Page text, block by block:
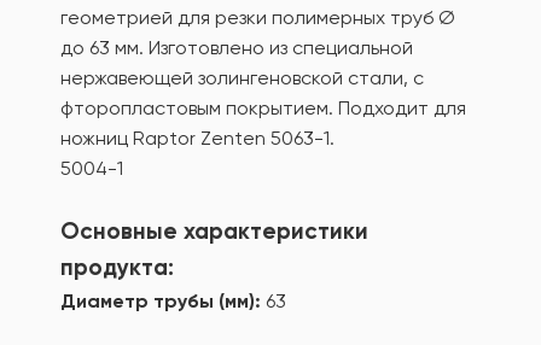
геометрией для резки полимерных труб Ø
до 63 мм. Изготовлено из специальной
нержавеющей золингеновской стали, с
фторопластовым покрытием. Подходит для
ножниц Raptor Zenten 5063-1.
5004-1
Основные характеристики
продукта:
Диаметр трубы (мм): 63